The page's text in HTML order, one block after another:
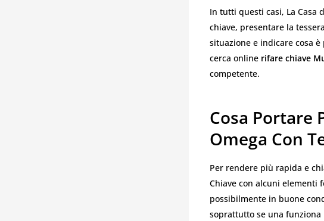
In tutti questi casi, La Casa
chiave, presentare la
situazione e indicare cosa
cerca online rifare chiave
competente.
Cosa Portare
Omega Con
Per rendere più rapida e
Chiave con alcuni elementi
possibilmente in buone
soprattutto se una funziona